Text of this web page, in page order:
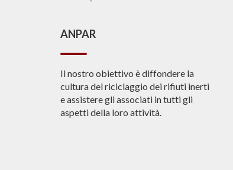
ANPAR
Il nostro obiettivo è diffondere la
cultura del riciclaggio dei rifiuti inerti
e assistere gli associati in tutti gli
aspetti della loro attività.